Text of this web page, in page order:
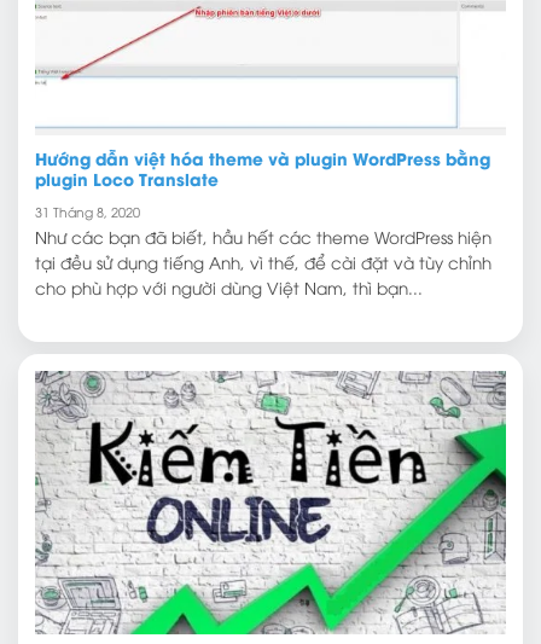
Hướng dẫn việt hóa theme và plugin WordPress bằng
plugin Loco Translate
31 Tháng 8, 2020
Như các bạn đã biết, hầu hết các theme WordPress hiện
tại đều sử dụng tiếng Anh, vì thế, để cài đặt và tùy chỉnh
cho phù hợp với người dùng Việt Nam, thì bạn...